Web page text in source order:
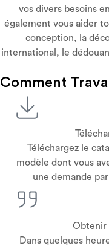
vos divers besoins
également vous aider
conception, la
international, le
Comment
Téléchargez le
modèle dont vous
une demande
Obtenir
Dans quelques